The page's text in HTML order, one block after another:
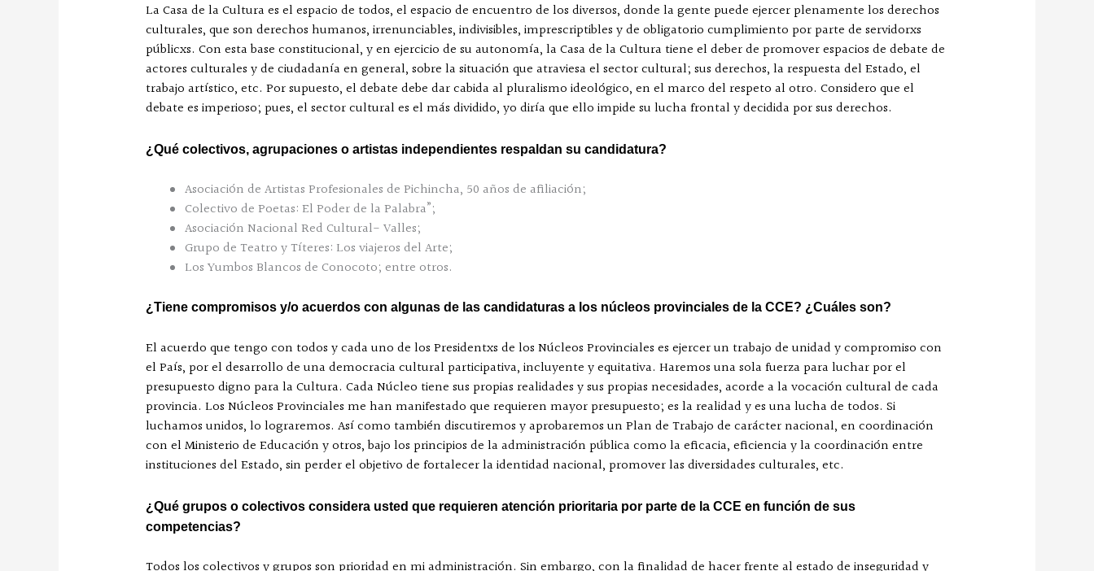
La Casa de la Cultura es el espacio de todos, el espacio de encuentro de los diversos, donde la gente puede ejercer plenamente los derechos
culturales, que son derechos humanos, irrenunciables, indivisibles, imprescriptibles y de obligatorio cumplimiento por parte de servidorxs
públicxs. Con esta base constitucional, y en ejercicio de su autonomía, la Casa de la Cultura tiene el deber de promover espacios de debate de
actores culturales y de ciudadanía en general, sobre la situación que atraviesa el sector cultural; sus derechos, la respuesta del Estado, el
trabajo artístico, etc. Por supuesto, el debate debe dar cabida al pluralismo ideológico, en el marco del respeto al otro. Considero que el
debate es imperioso; pues, el sector cultural es el más dividido, yo diría que ello impide su lucha frontal y decidida por sus derechos.
¿Qué colectivos, agrupaciones o artistas independientes respaldan su candidatura?
Asociación de Artistas Profesionales de Pichincha, 50 años de afiliación;
Colectivo de Poetas: El Poder de la Palabra”;
Asociación Nacional Red Cultural- Valles;
Grupo de Teatro y Títeres: Los viajeros del Arte;
Los Yumbos Blancos de Conocoto; entre otros.
¿Tiene compromisos y/o acuerdos con algunas de las candidaturas a los núcleos provinciales de la CCE? ¿Cuáles son?
El acuerdo que tengo con todos y cada uno de los Presidentxs de los Núcleos Provinciales es ejercer un trabajo de unidad y compromiso con
el País, por el desarrollo de una democracia cultural participativa, incluyente y equitativa. Haremos una sola fuerza para luchar por el
presupuesto digno para la Cultura. Cada Núcleo tiene sus propias realidades y sus propias necesidades, acorde a la vocación cultural de cada
provincia. Los Núcleos Provinciales me han manifestado que requieren mayor presupuesto; es la realidad y es una lucha de todos. Si
luchamos unidos, lo lograremos. Así como también discutiremos y aprobaremos un Plan de Trabajo de carácter nacional, en coordinación
con el Ministerio de Educación y otros, bajo los principios de la administración pública como la eficacia, eficiencia y la coordinación entre
instituciones del Estado, sin perder el objetivo de fortalecer la identidad nacional, promover las diversidades culturales, etc.
¿Qué grupos o colectivos considera usted que requieren atención prioritaria por parte de la CCE en función de sus
competencias?